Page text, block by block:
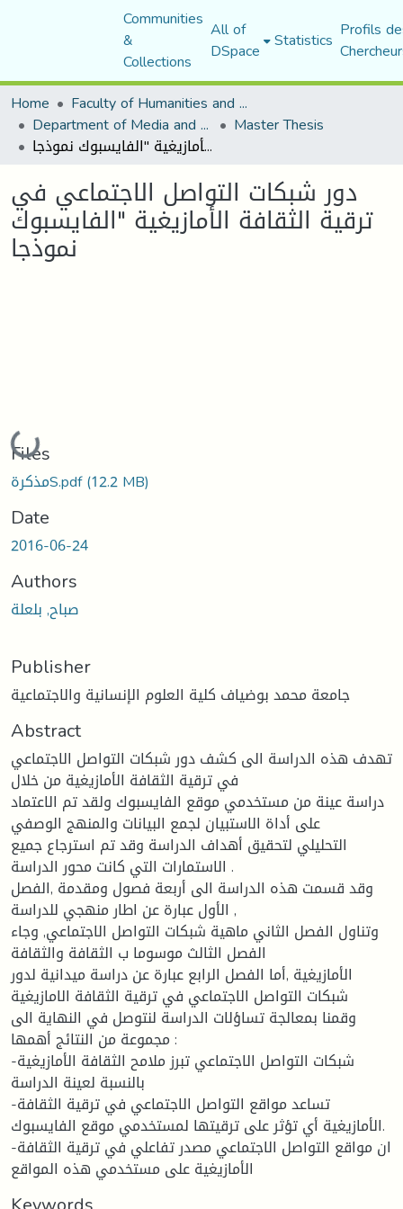
Communities
&
Collections
All of
DSpace Statistics Profils
Home
Faculty of Humanities and Social Sciences
Department of Media and Communication Studies Master Thesis
دور شبكات التواصل الاجتماعي في ترقية الثقافة الأمازيغية "الفايسبوك نموذجا
دور شبكات التواصل الاجتماعي في
ترقية الثقافة الأمازيغية "الفايسبوك
نموذجا
Loading...
Files
مذكرةS.pdf(12.2 MB)
Date
2016-06-24
Authors
صباح, بلعلة
Publisher
جامعة محمد بوضياف كلية العلوم الإنسانية والاجتماعية
Abstract
تهدف هذه الدراسة الى كشف دور شبكات التواصل الاجتماعي
في ترقية الثقافة الأمازيغية من خلال
دراسة عينة من مستخدمي موقع الفايسبوك ولقد تم الاعتماد
على أداة الاستبيان لجمع البيانات والمنهج الوصفي
التحليلي لتحقيق أهداف الدراسة وقد تم استرجاع جميع
الاستمارات التي كانت محور الدراسة .
وقد قسمت هذه الدراسة الى أربعة فصول ومقدمة ,الفصل
الأول عبارة عن اطار منهجي للدراسة ,
وتناول الفصل الثاني ماهية شبكات التواصل الاجتماعي, وجاء
الفصل الثالث موسوما ب الثقافة والثقافة
الأمازيغية ,أما الفصل الرابع عبارة عن دراسة ميدانية لدور
شبكات التواصل الاجتماعي في ترقية الثقافة الامازيغية
وقمنا بمعالجة تساؤلات الدراسة لنتوصل في النهاية الى
مجموعة من النتائج أهمها :
-شبكات التواصل الاجتماعي تبرز ملامح الثقافة الأمازيغية
بالنسبة لعينة الدراسة
-تساعد مواقع التواصل الاجتماعي في ترقية الثقافة
الأمازيغية أي تؤثر على ترقيتها لمستخدمي موقع الفايسبوك.
-ان مواقع التواصل الاجتماعي مصدر تفاعلي في ترقية الثقافة
الأمازيغية على مستخدمي هذه المواقع